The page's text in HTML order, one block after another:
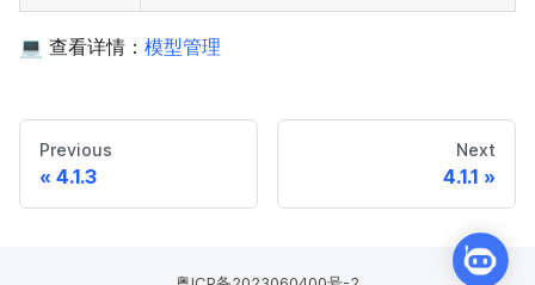
💻 查看详情： 模型管理
Previous
4.1.3
Next
4.1.1